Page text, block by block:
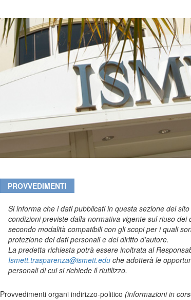
PROVVEDIMENTI
Si informa che i dati pubblicati in questa sezione del
condizioni previste dalla normativa vigente sul riuso
secondo modalità compatibili con gli scopi per i quali
protezione dei dati personali e del diritto d’autore.
La predetta richiesta potrà essere inoltrata al
Ismett.trasparenza@ismett.edu che adotterà le
personali di cui si richiede il riutilizzo.
Provvedimenti organi indirizzo-politico (informazioni in